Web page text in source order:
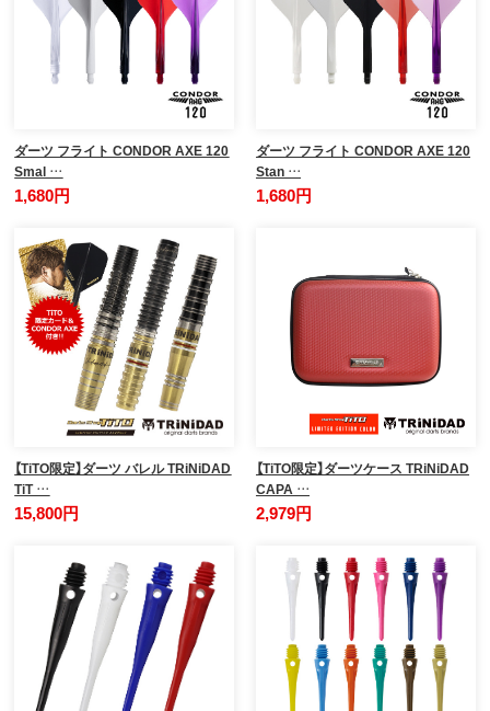
ダーツ フライト CONDOR AXE 120
Smal …
1,680円
ダーツ フライト CONDOR AXE 120
Stan …
1,680円
【TiTO限定】ダーツ バレル TRiNiDAD
TiT …
15,800円
【TiTO限定】ダーツケース TRiNiDAD
CAPA …
2,979円